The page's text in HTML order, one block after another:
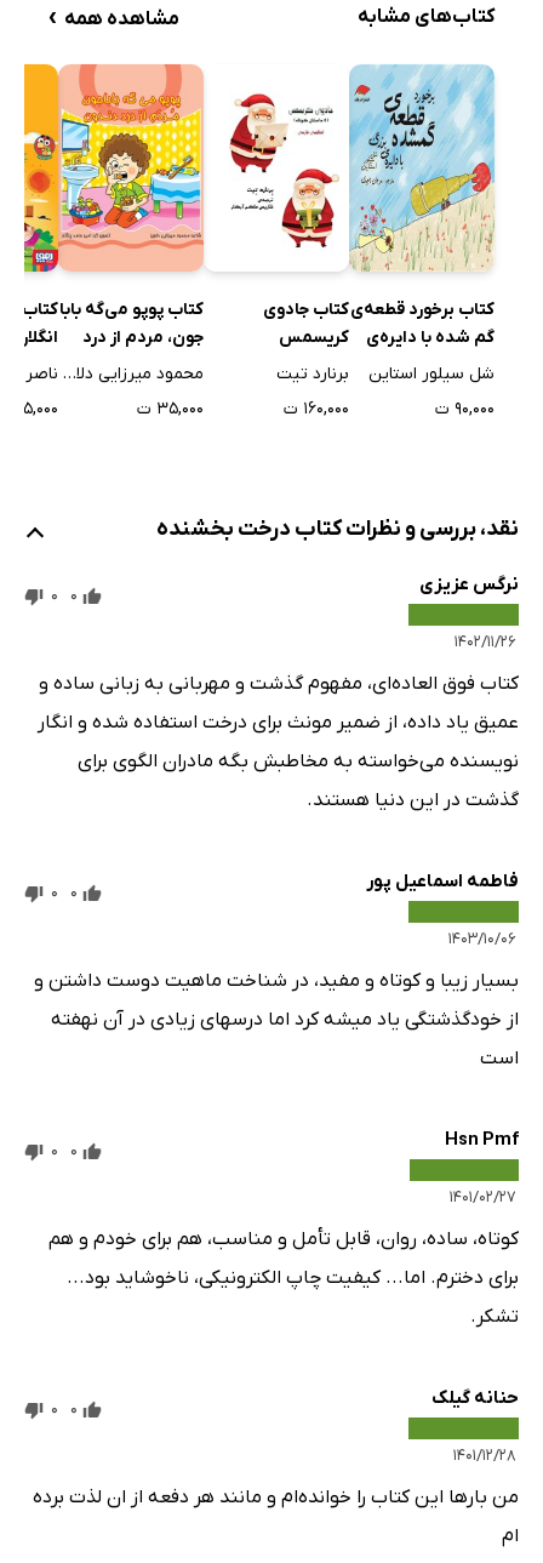
کتاب‌های مشابه مشاهده همه ›
کتاب برخورد قطعه‌ی
گم شده با دایره‌ی
بزرگ
شل سیلور استاین
۹۰,۰۰۰ ت
کتاب جادوی
کریسمس
برنارد تیت
۱۶۰,۰۰۰ ت
کتاب پوپو می‌گه بابا
جون، مردم از درد
دندون
محمود میرزایی دلاویز
۳۵,۰۰۰ ت
کتاب
ناصر
۵۵,۰۰۰ ت
نقد، بررسی و نظرات کتاب درخت بخشنده
نرگس عزیزی
۱۴۰۲/۱۱/۲۶
0
0
کتاب فوق العاده‌ای، مفهوم گذشت و مهربانی به زبانی ساده و
عمیق یاد داده، از ضمیر مونث برای درخت استفاده شده و انگار
نویسنده می‌خواسته به مخاطبش بگه مادران الگوی برای
گذشت در این دنیا هستند.
فاطمه اسماعیل پور
۱۴۰۳/۱۰/۰۶
0
0
بسیار زیبا و کوتاه و مفید، در شناخت ماهیت دوست داشتن و
از خودگذشتگی یاد میشه کرد اما درسهای زیادی در آن نهفته
است
Hsn Pmf
۱۴۰۱/۰۲/۲۷
0
0
کوتاه، ساده، روان، قابل تأمل و مناسب، هم برای خودم و هم
برای دخترم. اما... کیفیت چاپ الکترونیکی، ناخوشاید بود...
تشکر.
حنانه گیلک
۱۴۰۱/۱۲/۲۸
0
0
من بار‌ها این کتاب را خوانده‌ام و مانند هر دفعه از ان لذت برده
ام